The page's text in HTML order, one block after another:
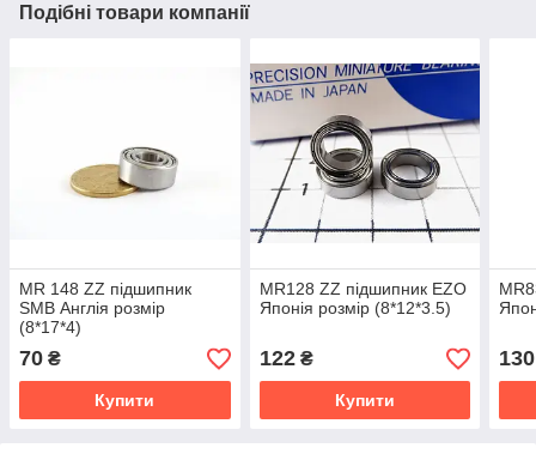
Подібні товари компанії
MR 148 ZZ підшипник
SMB Англія розмір
(8*17*4)
70 ₴
Купити
MR128 ZZ підшипник EZO
Японія розмір (8*12*3.5)
122₴
Купити
130